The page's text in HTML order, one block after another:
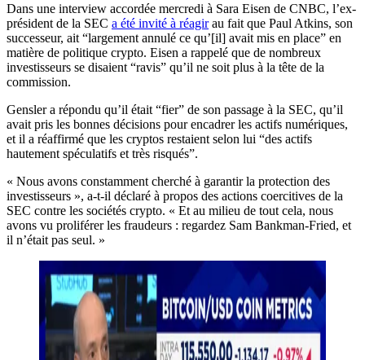
Dans une interview accordée mercredi à Sara Eisen de CNBC, l’ex-
président de la SEC a été invité à réagirau fait que Paul Atkins, son
successeur, ait “largement annulé ce qu’[il] avait mis en place” en
matière de politique crypto. Eisen a rappelé que de nombreux
investisseurs se disaient “ravis” qu’il ne soit plus à la tête de la
commission.
Gensler a répondu qu’il était “fier” de son passage à la SEC, qu’il
avait pris les bonnes décisions pour encadrer les actifs numériques,
et il a réaffirmé que les cryptos restaient selon lui “des actifs
hautement spéculatifs et très risqués”.
« Nous avons constamment cherché à garantir la protection des
investisseurs », a-t-il déclaré à propos des actions coercitives de la
SEC contre les sociétés crypto. « Et au milieu de tout cela, nous
avons vu proliférer les fraudeurs : regardez Sam Bankman-Fried, et
il n’était pas seul. »